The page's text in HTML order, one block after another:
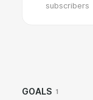
subscribers
GOALS 1